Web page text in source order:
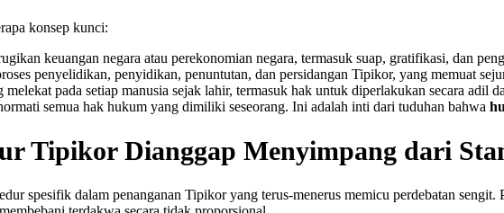
konsep kunci:
keuangan negara atau perekonomian negara, termasuk suap, gratifikasi, dan
penyelidikan, penyidikan, penuntutan, dan persidangan Tipikor, yang memuat
pada setiap manusia sejak lahir, termasuk hak untuk diperlakukan secara adil
semua hak hukum yang dimiliki seseorang. Ini adalah inti dari tuduhan bahwa
Tipikor Dianggap Menyimpang dari
spesifik dalam penanganan Tipikor yang terus-menerus memicu perdebatan